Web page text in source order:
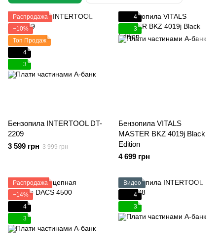
Распродажа
−10%
Топ Продаж
4
3
Бензопила INTERTOOL DT-
2209
3 599 грн 3 999 грн
4
3
Бензопила VITALS
MASTER BKZ 4019j Black
Edition
4 699 грн
Распродажа
−14%
4
3
Видео
4
3